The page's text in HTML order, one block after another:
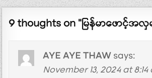
9 thoughts on “မြန်မာဖောင့်အလှမ
AYE AYE THAW says:
November 13, 2024 at 8:14